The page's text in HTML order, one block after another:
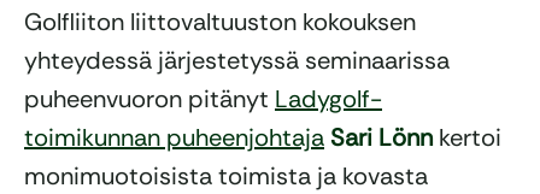
Golfliiton liittovaltuuston kokouksen
yhteydessä järjestetyssä seminaarissa
puheenvuoron pitänyt Ladygolf-
toimikunnan puheenjohtaja Sari Lönnkertoi
monimuotoisista toimista ja kovasta